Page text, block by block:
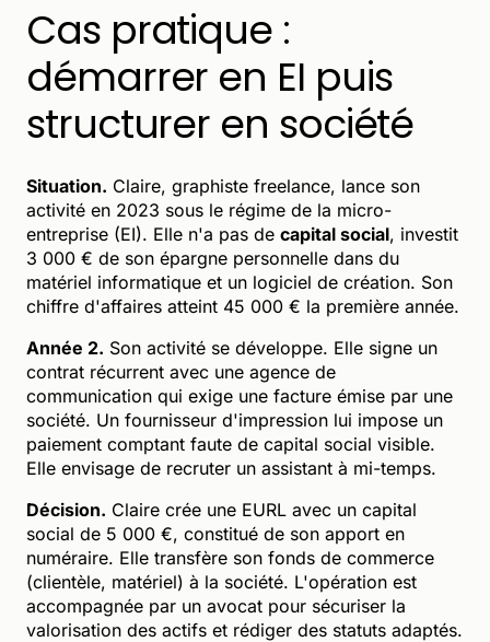
Cas pratique :
démarrer en EI puis
structurer en société
Situation. Claire, graphiste freelance, lance son
activité en 2023 sous le régime de la micro-
entreprise (EI). Elle n'a pas de capital social, investit
3 000 € de son épargne personnelle dans du
matériel informatique et un logiciel de création. Son
chiffre d'affaires atteint 45 000 € la première année.
Année 2. Son activité se développe. Elle signe un
contrat récurrent avec une agence de
communication qui exige une facture émise par une
société. Un fournisseur d'impression lui impose un
paiement comptant faute de capital social visible.
Elle envisage de recruter un assistant à mi-temps.
Décision. Claire crée une EURL avec un capital
social de 5 000 €, constitué de son apport en
numéraire. Elle transfère son fonds de commerce
(clientèle, matériel) à la société. L'opération est
accompagnée par un avocat pour sécuriser la
valorisation des actifs et rédiger des statuts adaptés.